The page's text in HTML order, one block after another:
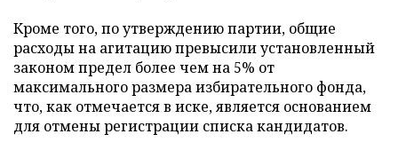
Кроме того, по утверждению партии, общие
расходы на агитацию превысили установленный
законом предел более чем на 5% от
максимального размера избирательного фонда,
что, как отмечается в иске, является основанием
для отмены регистрации списка кандидатов.